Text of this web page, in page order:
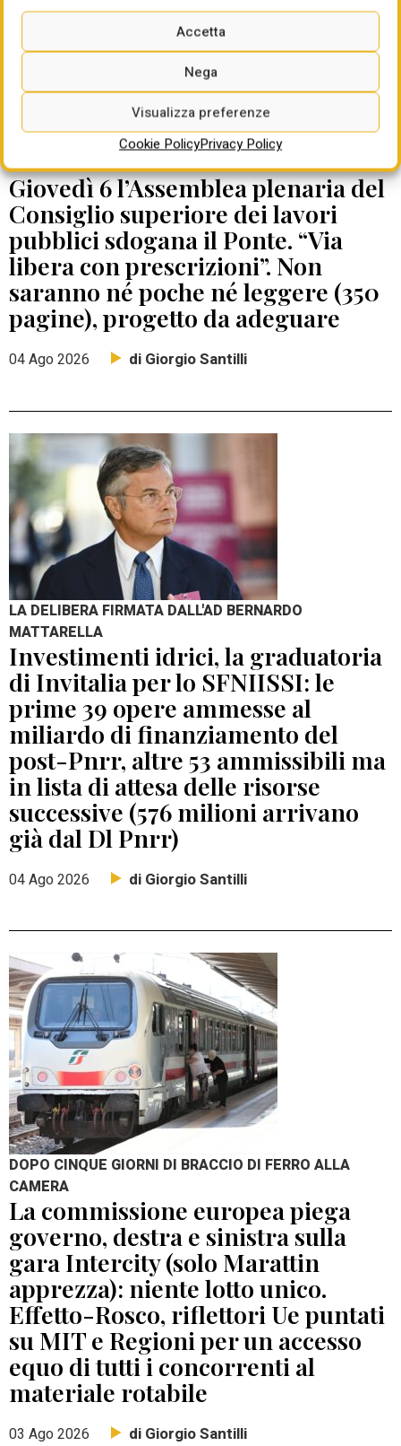
Accetta
Nega
Visualizza preferenze
Cookie PolicyPrivacy Policy
DATE DA RICORDARE
Giovedì 6 l’Assemblea plenaria del
Consiglio superiore dei lavori
pubblici sdogana il Ponte. “Via
libera con prescrizioni”. Non
saranno né poche né leggere (350
pagine), progetto da adeguare
04 Ago 2026 di Giorgio Santilli
LA DELIBERA FIRMATA DALL'AD BERNARDO
MATTARELLA
Investimenti idrici, la graduatoria
di Invitalia per lo SFNIISSI: le
prime 39 opere ammesse al
miliardo di finanziamento del
post-Pnrr, altre 53 ammissibili ma
in lista di attesa delle risorse
successive (576 milioni arrivano
già dal Dl Pnrr)
04 Ago 2026 di Giorgio Santilli
DOPO CINQUE GIORNI DI BRACCIO DI FERRO ALLA
CAMERA
La commissione europea piega
governo, destra e sinistra sulla
gara Intercity (solo Marattin
apprezza): niente lotto unico.
Effetto-Rosco, riflettori Ue puntati
su MIT e Regioni per un accesso
equo di tutti i concorrenti al
materiale rotabile
03 Ago 2026 di Giorgio Santilli